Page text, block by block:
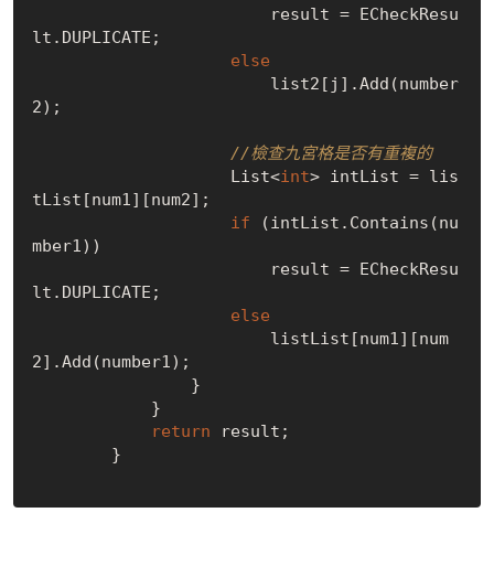
lt.DUPLICATE;
else
2);
//檢查九宮格是否有重複的
                    List<
int> intList = lis
tList[num1][num2];
if (intList.Contains(nu
mber1))
lt.DUPLICATE;
else
2].Add(number1);
return result;